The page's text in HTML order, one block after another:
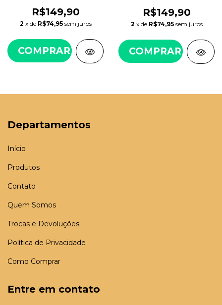
R$149,90
2 x de R$74,95 sem juros
COMPRAR
R$149,90
2 x de R$74,95 sem juros
COMPRAR
Departamentos
Início
Produtos
Contato
Quem Somos
Trocas e Devoluções
Política de Privacidade
Como Comprar
Entre em contato